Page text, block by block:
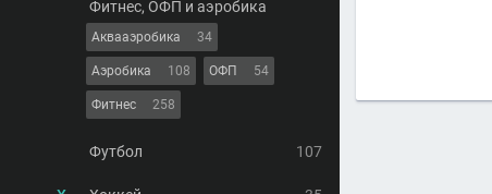
Фитнес, ОФП и аэробика
Аквааэробика 34
Аэробика 108 ОФП 54
Фитнес 258
Футбол 107